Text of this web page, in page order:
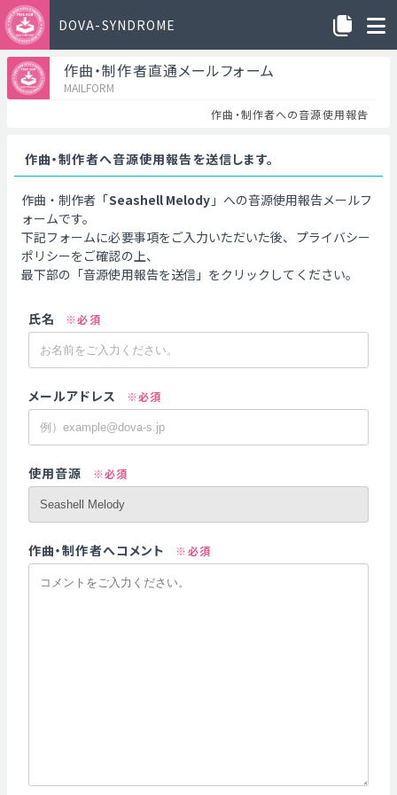
DOVA-SYNDROME
作曲・制作者直通メールフォーム
MAILFORM
作曲・制作者への音源使用報告
作曲・制作者へ音源使用報告を送信します。
作曲・制作者「Seashell Melody 」への音源使用報告メールフ
ォームです。
下記フォームに必要事項をご入力いただいた後、プライバシー
ポリシーをご確認の上、
最下部の「音源使用報告を送信」をクリックしてください。
氏名 ※必須
メールアドレス ※必須
使用音源 ※必須
作曲・制作者へコメント ※必須